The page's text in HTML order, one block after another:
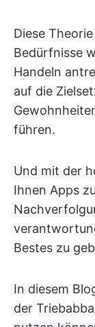
Diese
Bedürfnisse
Handeln
auf die
führen.
Und mit der
Ihnen Apps
Bestes zu
In diesem
der